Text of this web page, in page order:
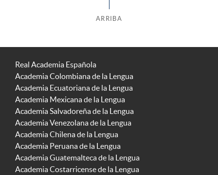
ARRIBA
Real Academia Española
Academia Colombiana de la Lengua
Academia Ecuatoriana de la Lengua
Academia Mexicana de la Lengua
Academia Salvadoreña de la Lengua
Academia Venezolana de la Lengua
Academia Chilena de la Lengua
Academia Peruana de la Lengua
Academia Guatemalteca de la Lengua
Academia Costarricense de la Lengua